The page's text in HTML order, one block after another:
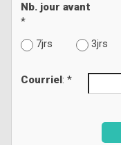
Nb. jour avant
*
7jrs
3jrs
Courriel : *